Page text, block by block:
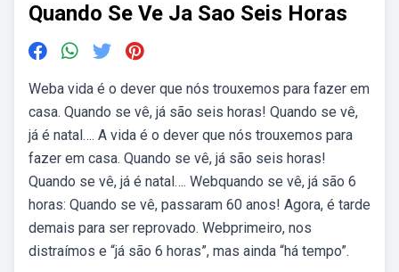
Quando Se Ve Ja Sao Seis Horas
Weba vida é o dever que nós trouxemos para fazer em
casa. Quando se vê, já são seis horas! Quando se vê,
já é natal…. A vida é o dever que nós trouxemos para
fazer em casa. Quando se vê, já são seis horas!
Quando se vê, já é natal…. Webquando se vê, já são 6
horas: Quando se vê, passaram 60 anos! Agora, é tarde
demais para ser reprovado. Webprimeiro, nos
distraímos e “já são 6 horas”, mas ainda “há tempo”.